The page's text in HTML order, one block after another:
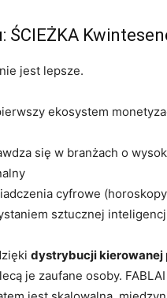
ŚCIEŻKA
jest lepsze.
ekosystem
się w branżach o
cyfrowe
sztucznej
dystrybucji kierowanej
je zaufane osoby.